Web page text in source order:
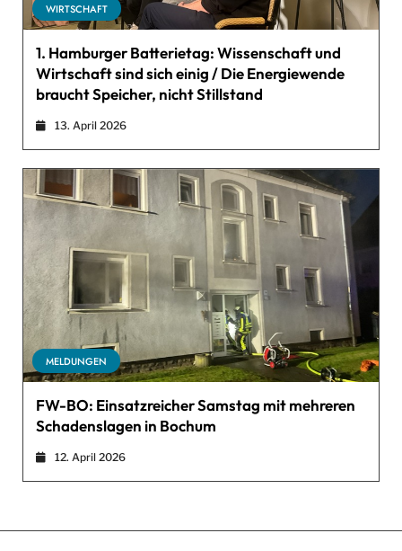
WIRTSCHAFT
1. Hamburger Batterietag: Wissenschaft und
Wirtschaft sind sich einig / Die Energiewende
braucht Speicher, nicht Stillstand
13. April 2026
MELDUNGEN
FW-BO: Einsatzreicher Samstag mit mehreren
Schadenslagen in Bochum
12. April 2026